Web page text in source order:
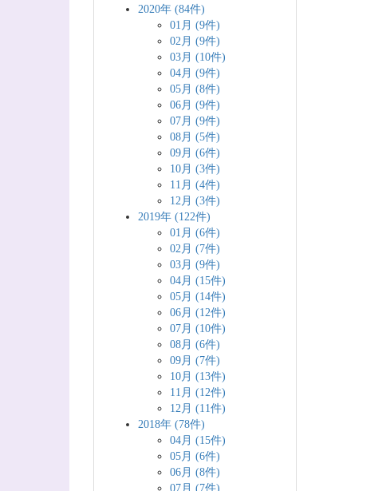
2020年 (84件)
01月 (9件)
02月 (9件)
03月 (10件)
04月 (9件)
05月 (8件)
06月 (9件)
07月 (9件)
08月 (5件)
09月 (6件)
10月 (3件)
11月 (4件)
12月 (3件)
2019年 (122件)
01月 (6件)
02月 (7件)
03月 (9件)
04月 (15件)
05月 (14件)
06月 (12件)
07月 (10件)
08月 (6件)
09月 (7件)
10月 (13件)
11月 (12件)
12月 (11件)
2018年 (78件)
04月 (15件)
05月 (6件)
06月 (8件)
07月 (7件)